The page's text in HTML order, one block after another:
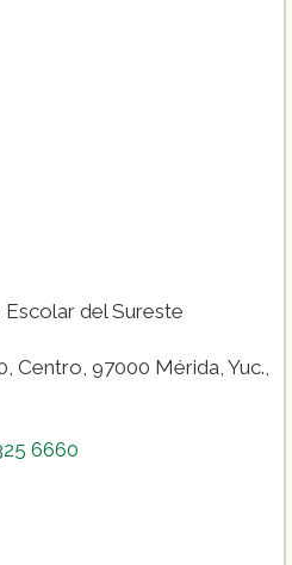
Escolar del Sureste
Centro, 97000 Mérida, Yuc.,
6660